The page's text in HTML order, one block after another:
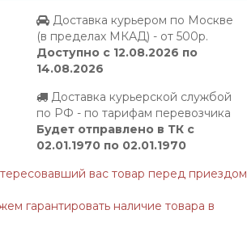
Доставка курьером по Москве
(в пределах МКАД) - от 500р.
Доступно с 12.08.2026 по
14.08.2026
Доставка курьерской службой
по РФ - по тарифам перевозчика
Будет отправлено в ТК с
02.01.1970 по 02.01.1970
вас товар перед приездом
гарантировать наличие товара в